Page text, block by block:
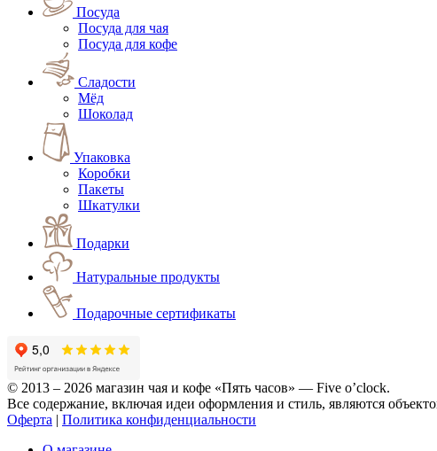
Посуда
Посуда для чая
Посуда для кофе
Сладости
Мёд
Шоколад
Упаковка
Коробки
Пакеты
Шкатулки
Подарки
Натуральные продукты
Подарочные сертификаты
© 2013 – 2026 магазин чая и кофе «Пять часов» — Five o’clock.
Все содержание, включая идеи оформления и стиль, являются
Оферта | Политика конфиденциальности